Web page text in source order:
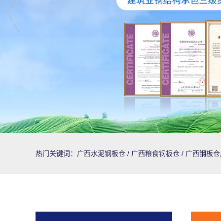
热门关键词： 广西水泥钢板仓 广西粮食钢板仓 广西钢板